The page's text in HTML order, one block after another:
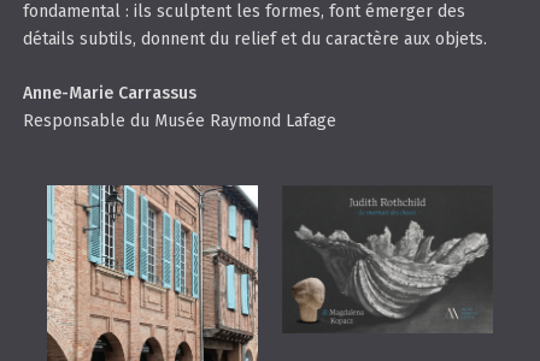
fondamental : ils sculptent les formes, font émerger des
détails subtils, donnent du relief et du caractère aux objets.
Anne-Marie Carrassus
Responsable du Musée Raymond Lafage